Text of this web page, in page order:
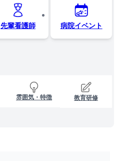
先輩看護師 病院イベント
雰囲気・特徴 教育研修